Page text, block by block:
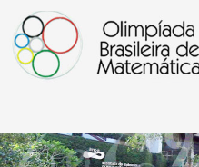
QUEM SOMOS